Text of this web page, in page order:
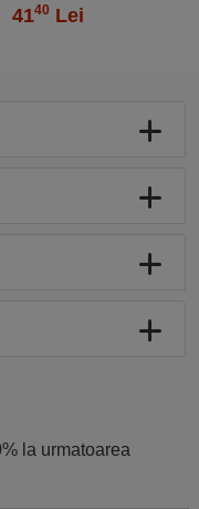
4140 Lei
la urmatoarea